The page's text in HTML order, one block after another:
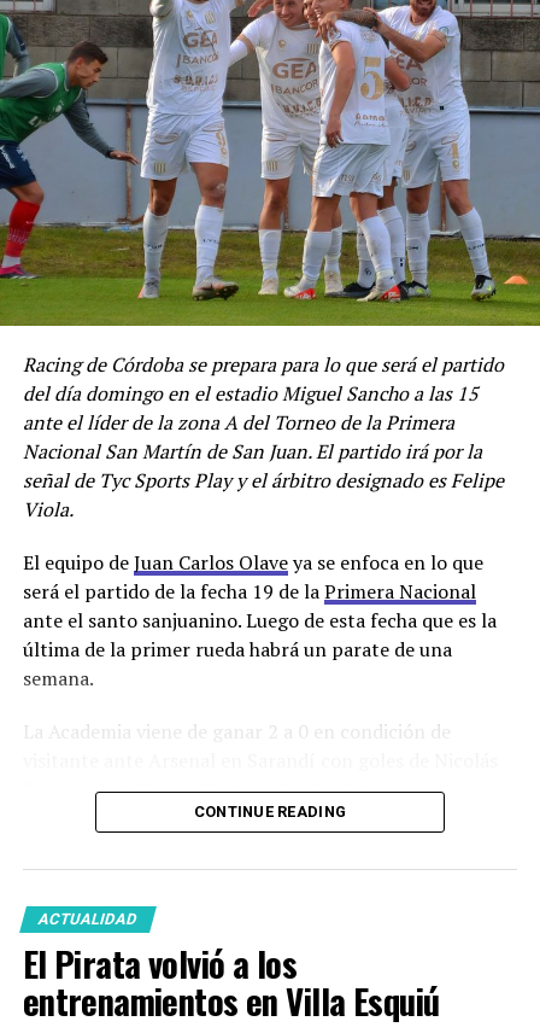
Racing de Córdoba se prepara para lo que será el partido
del día domingo en el estadio Miguel Sancho a las 15
ante el líder de la zona A del Torneo de la Primera
Nacional San Martín de San Juan. El partido irá por la
señal de Tyc Sports Play y el árbitro designado es Felipe
Viola.
El equipo deJuan Carlos Olaveya se enfoca en lo que
será el partido de la fecha 19 de laPrimera Nacional
ante el santo sanjuanino. Luego de esta fecha que es la
última de la primer rueda habrá un parate de una
semana.
La Academia viene de ganar 2 a 0 en condición de
Sánchez y de Bruno Nasta, goleador del equipo con 8
tantos, que no estará en el partido frente a San Martin
rival.
El técnico académico ya cuenta entre las opciones
disponibles a Sebastián Marfort y a Julían Vignolo.
Matías Pardo que cumplió la suspensión por cinco
amarillas ante Arsenal también está a disposición.
CONTINUE READING
ACTUALIDAD
El Pirata volvió a los
entrenamientos en Villa Esquiú